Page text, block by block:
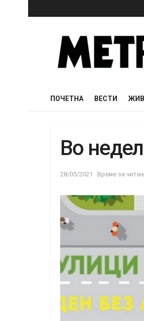
ПОЧЕТНА ВЕСТИ
Во
28/05/2021 Време за